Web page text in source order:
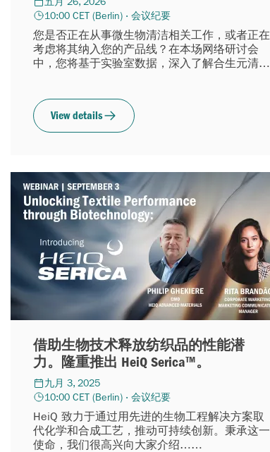
10:00 CET (Berlin) · 会议纪要
您是否正在从事微生物清洁相关工作，或者正在
考虑将其纳入您的产品线？在本场网络研讨会
中，您将基于实验室数据，深入了解合生元清洁
View details
借助生物技术释放纺织品的性能潜
力。隆重推出 HeiQ Serica™。
九月 3, 2025
10:00 CET (Berlin) · 会议纪要
HeiQ 致力于通过用先进的生物工程解决方案取
代化学和合成工艺，推动可持续创新。秉承这一
使命，我们很高兴向大家介绍……